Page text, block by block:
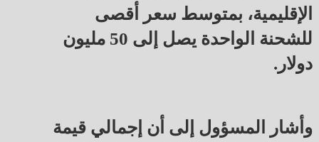
الإقليمية، بمتوسط سعر أقصى
للشحنة الواحدة يصل إلى 50 مليون
دولار.
وأشار المسؤول إلى أن إجمالي قيمة